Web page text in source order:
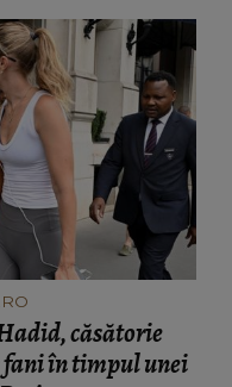
căsătorie
fani în timpul unei